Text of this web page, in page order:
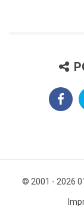
© 2001 - 2026